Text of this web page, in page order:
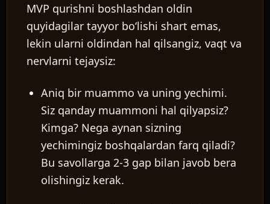
MVP qurishni boshlashdan oldin
quyidagilar tayyor bo‘lishi shart emas,
lekin ularni oldindan hal qilsangiz, vaqt va
nervlarni tejaysiz:
Aniq bir muammo va uning yechimi.
Siz qanday muammoni hal qilyapsiz?
Kimga? Nega aynan sizning
yechimingiz boshqalardan farq qiladi?
Bu savollarga 2-3 gap bilan javob bera
olishingiz kerak.